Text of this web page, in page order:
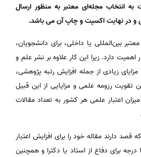
به انتخاب مجله‌ای معتبر به منظور ارسال
و در نهایت اکسپت و چاپ آن می باشد.
بین‌المللی یا داخلی، برای دانشجویان،
اهمیت دارد. زیرا این کار علاوه بر نشر علم و
زیادی از جمله افزایش رتبه پژوهشی،
تقویت رزومه علمی و مزایایی از این قبیل
اعتبار علمی هر کشور به تعداد مقالات
قصد دارند مقاله خود را برای افزایش اعتبار
علمی خود و یا دریافت ۲ درجه برای دفاع از استاد یا دکترا و همچنین